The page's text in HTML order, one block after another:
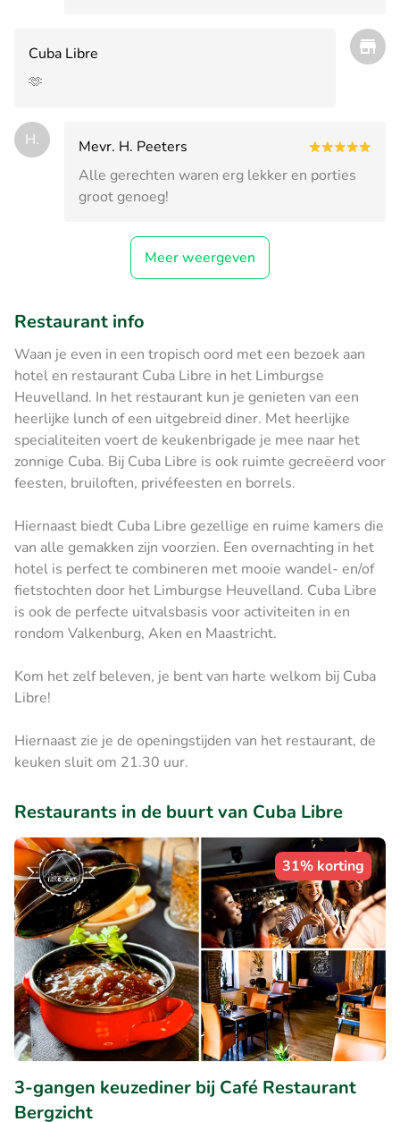
Cuba Libre
🫶
H.
Mevr. H. Peeters
Alle gerechten waren erg lekker en porties
groot genoeg!
Meer weergeven
Restaurant info
Waan je even in een tropisch oord met een bezoek aan
hotel en restaurant Cuba Libre in het Limburgse
Heuvelland. In het restaurant kun je genieten van een
heerlijke lunch of een uitgebreid diner. Met heerlijke
specialiteiten voert de keukenbrigade je mee naar het
zonnige Cuba. Bij Cuba Libre is ook ruimte gecreëerd voor
feesten, bruiloften, privéfeesten en borrels.
Hiernaast biedt Cuba Libre gezellige en ruime kamers die
van alle gemakken zijn voorzien. Een overnachting in het
hotel is perfect te combineren met mooie wandel- en/of
fietstochten door het Limburgse Heuvelland. Cuba Libre
is ook de perfecte uitvalsbasis voor activiteiten in en
rondom Valkenburg, Aken en Maastricht.
Kom het zelf beleven, je bent van harte welkom bij Cuba
Libre!
Hiernaast zie je de openingstijden van het restaurant, de
keuken sluit om 21.30 uur.
Restaurants in de buurt van Cuba Libre
31% korting
3-gangen keuzediner bij Café Restaurant
Bergzicht